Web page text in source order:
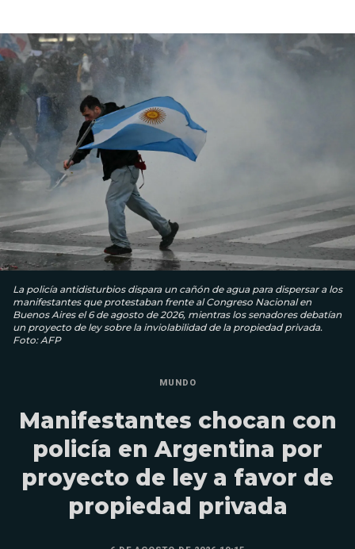
La policía antidisturbios dispara un cañón de agua para dispersar a los
manifestantes que protestaban frente al Congreso Nacional en
Buenos Aires el 6 de agosto de 2026, mientras los senadores debatían
un proyecto de ley sobre la inviolabilidad de la propiedad privada.
Foto: AFP
MUNDO
Manifestantes chocan con
policía en Argentina por
proyecto de ley a favor de
propiedad privada